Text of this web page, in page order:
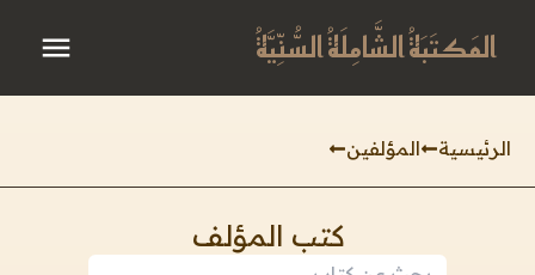
المَكتَبَةُ الشَّامِلَةُ السُّنِّيَّةُ
الرئيسية المؤلفين
كتب المؤلف